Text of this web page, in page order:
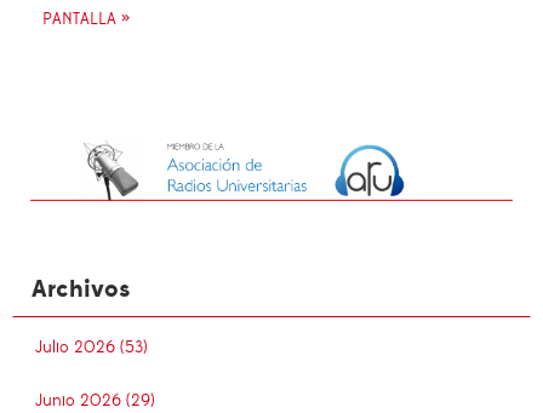
PANTALLA »
Archivos
Julio 2026 (53)
Junio 2026 (29)